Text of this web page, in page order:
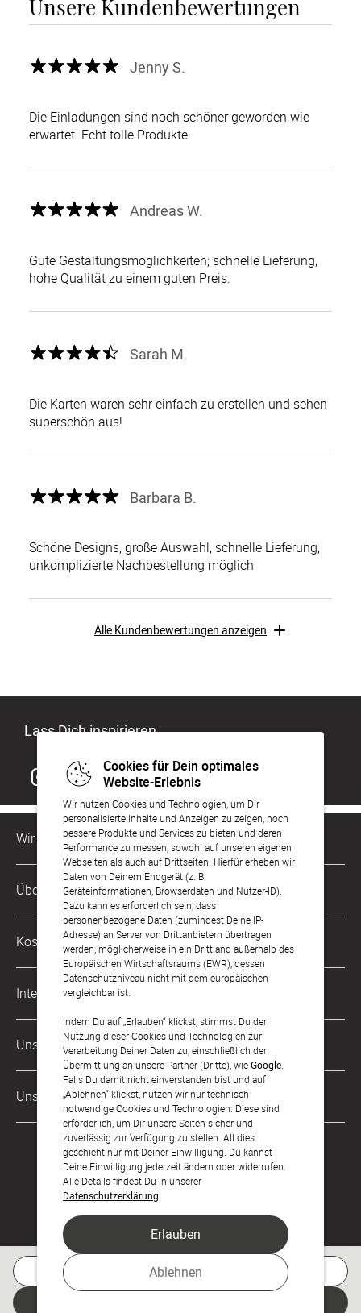
Cookies für Dein optimales
Website-Erlebnis
Wir nutzen Cookies und Technologien, um Dir
personalisierte Inhalte und Anzeigen zu zeigen, noch
bessere Produkte und Services zu bieten und deren
Performance zu messen, sowohl auf unseren eigenen
Webseiten als auch auf Drittseiten. Hierfür erheben wir
Daten von Deinem Endgerät (z. B.
Geräteinformationen, Browserdaten und Nutzer-ID).
Dazu kann es erforderlich sein, dass
personenbezogene Daten (zumindest Deine IP-
Adresse) an Server von Drittanbietern übertragen
werden, möglicherweise in ein Drittland außerhalb des
Europäischen Wirtschaftsraums (EWR), dessen
Datenschutzniveau nicht mit dem europäischen
vergleichbar ist.
Indem Du auf „Erlauben“ klickst, stimmst Du der
Nutzung dieser Cookies und Technologien zur
Verarbeitung Deiner Daten zu, einschließlich der
Übermittlung an unsere Partner (Dritte), wieGoogle
Falls Du damit nicht einverstanden bist und auf
„Ablehnen“ klickst, nutzen wir nur technisch
notwendige Cookies und Technologien. Diese sind
erforderlich, um Dir unsere Seiten sicher und
zuverlässig zur Verfügung zu stellen. All dies
geschieht nur mit Deiner Einwilligung. Du kannst
Deine Einwilligung jederzeit ändern oder widerrufen.
Alle Details findest Du in unserer
Datenschutzerklärung
Ablehnen
Erlauben
Kostenlose Musterkarte
Unsere Kundenbewertungen
Jenny S.
Die Einladungen sind noch schöner geworden wie
erwartet. Echt tolle Produkte
Andreas W.
Gute Gestaltungsmöglichkeiten; schnelle Lieferung,
hohe Qualität zu einem guten Preis.
Sarah M.
Die Karten waren sehr einfach zu erstellen und sehen
superschön aus!
Barbara B.
Schöne Designs, große Auswahl, schnelle Lieferung,
unkomplizierte Nachbestellung möglich
Alle Kundenbewertungen anzeigen
Lass Dich inspirieren
Wir sind für Dich da
Kundenservice-Hotline
0221 956 725 10
Mo. - Fr. von 9 bis 17 Uhr
kontakt@sendmoments.de
Über Uns
Philosophie
Karriere
Impressum
AGB & Widerrufsrecht
Zahlung & Versand
Datenschutz
Barrierefreiheitserklärung
LLM's
Kostenlose Services
Musterkarten
Digitale Gästelisten
FAQ & Hilfe
International
Österreich
Schweiz
Frankreich
Unsere Zahlungsarten
Unsere Partner
Feier den Moment.